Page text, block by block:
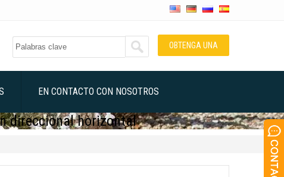
OBTENGA UNA
EN CONTACTO CON NOSOTROS
direccional horizontal